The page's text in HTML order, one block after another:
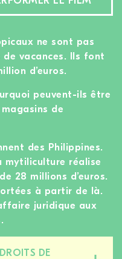
ne sont pas
vacances. Ils font
d’euros.
peuvent-ils être
de
des Philippines.
mytiliculture réalise
28 millions d’euros.
à partir de là.
juridique aux
DE